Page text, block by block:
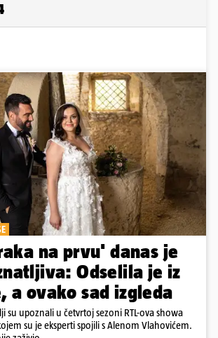
na prvu' danas je
Odselila je iz
a ovako sad izgleda
su upoznali u četvrtoj sezoni RTL-ova showa
su je eksperti spojili s Alenom Vlahovićem.